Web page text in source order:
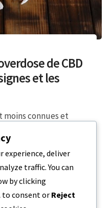
de CBD
et les
moins connues et
DÉCEMBRE 2023
experience, deliver
traffic. You can
by clicking
to consent or Reject